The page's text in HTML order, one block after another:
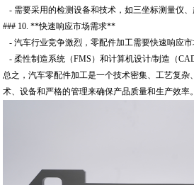
- 需要采用的检测设备和技术，如三坐标测量仪、
### 10. **快速响应市场需求**
- 汽车行业竞争激烈，零配件加工需要快速响应市
- 柔性制造系统（FMS）和计算机设计/制造（
总之，汽车零配件加工是一个技术密集、工艺复
术、设备和严格的管理来确保产品质量和生产效率。